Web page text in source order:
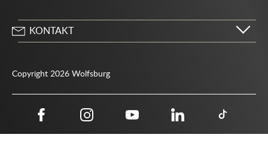
KONTAKT
Behördenrufnummer 115
05361 28-1500
Copyright 2026 Wolfsburg